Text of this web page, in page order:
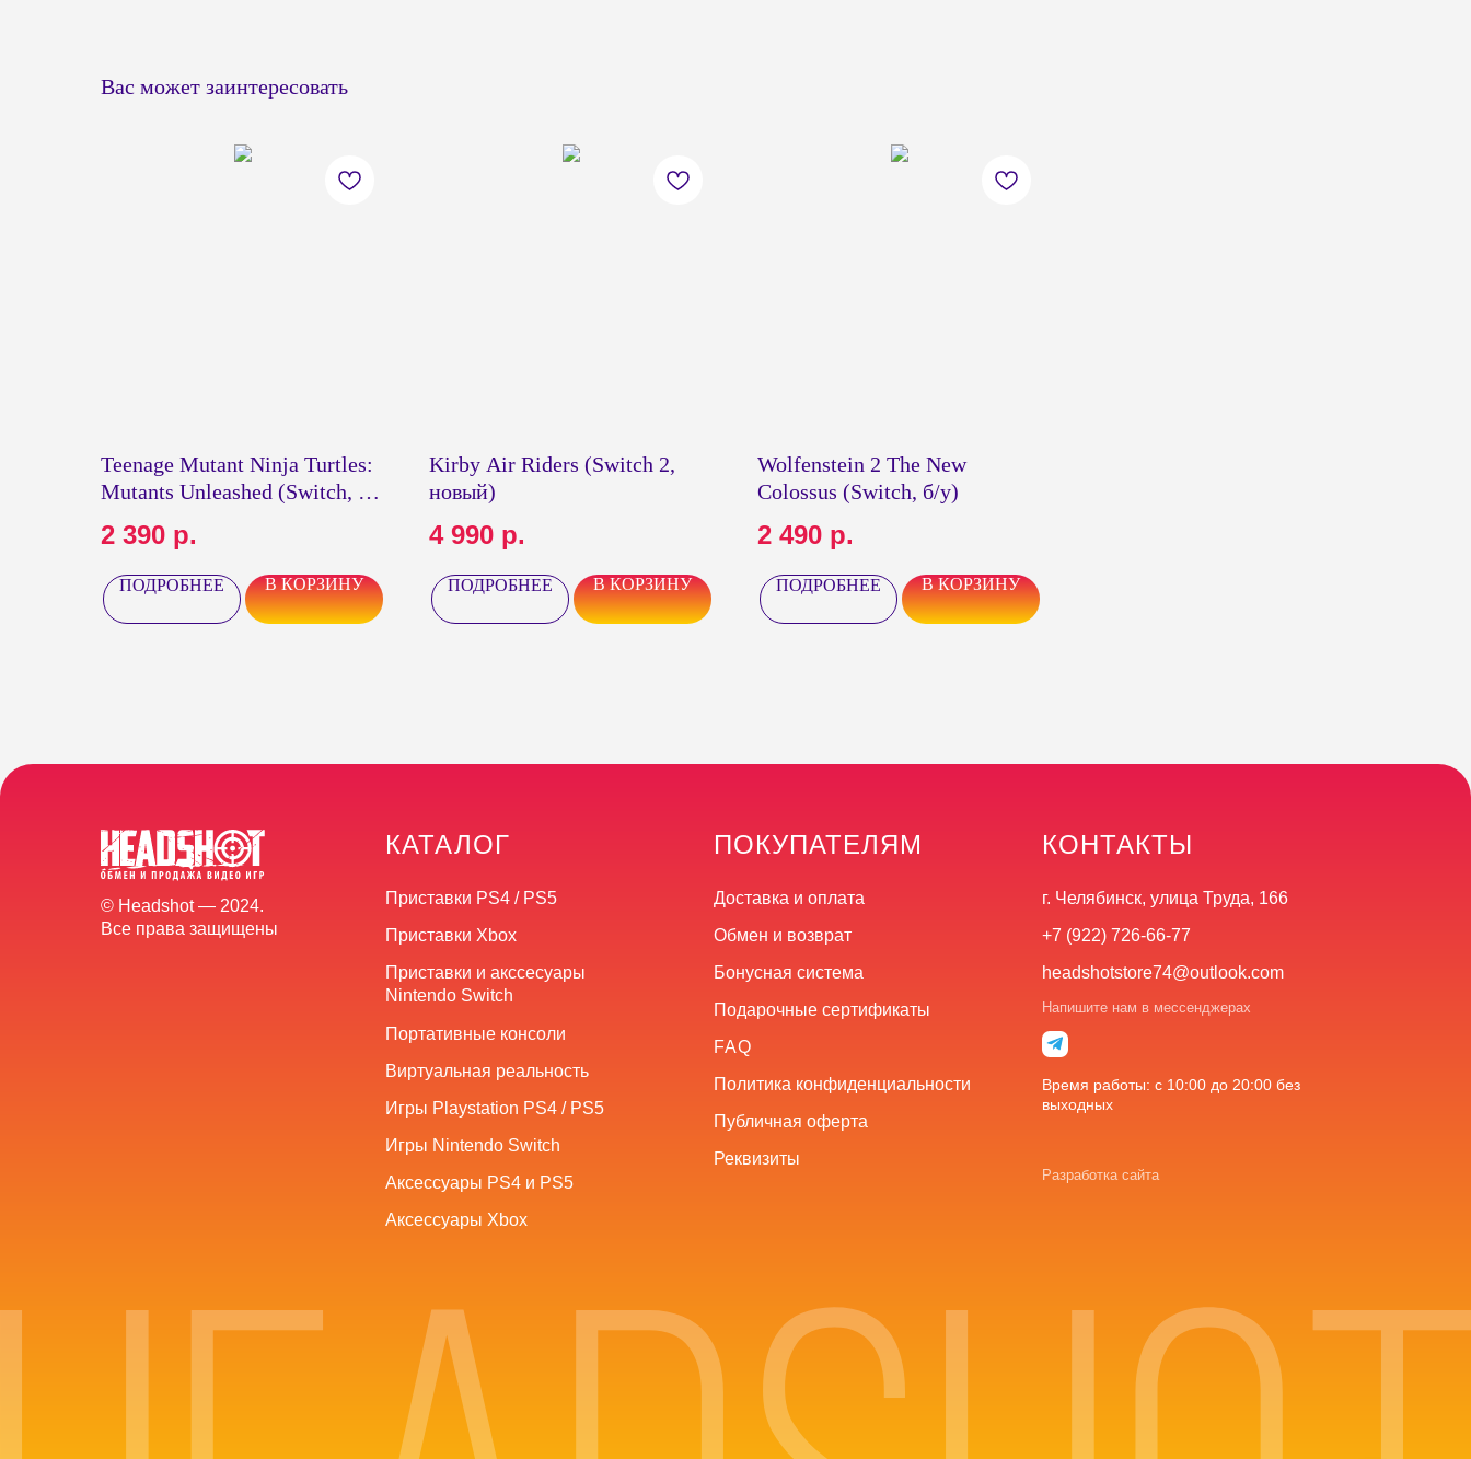
Вас может заинтересовать
Teenage Mutant Ninja Turtles:
Mutants Unleashed (Switch, б/
2 390 р.
ПОДРОБНЕЕ В КОРЗИНУ
Kirby Air Riders (Switch 2,
новый)
4 990 р.
ПОДРОБНЕЕ В КОРЗИНУ
Wolfenstein 2 The New
Colossus (Switch, б/у)
2 490 р.
ПОДРОБНЕЕ В КОРЗИНУ
© Headshot — 2024.
Все права защищены
КАТАЛОГ ПОКУПАТЕЛЯМ КОНТАКТЫ
Приставки Xbox
Приставки и акссесуары
Nintendo Switch
Приставки PS4 / PS5
Аксессуары Xbox
Игры Nintendo Switch
Игры Playstation PS4 / PS5
Доставка и оплата
Обмен и возврат
Политика конфиденциальности
Публичная оферта
FAQ
+7 (922) 726-66-77
headshotstore74@outlook.com
Напишите нам в мессенджерах
Разработка сайта
Подарочные сертификаты
Аксессуары PS4 и PS5
Портативные консоли
Виртуальная реальность
Реквизиты
Время работы: с 10:00 до 20:00 без
выходных
г. Челябинск, улица Труда, 166
Бонусная система